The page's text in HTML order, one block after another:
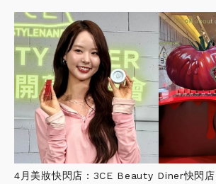
4月美妝快閃店：3CE Beauty Diner快閃